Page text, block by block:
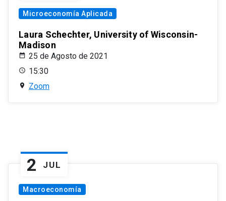
Microeconomía Aplicada
Laura Schechter, University of Wisconsin-
Madison
25 de Agosto de 2021
15:30
Zoom
2 JUL
Macroeconomía